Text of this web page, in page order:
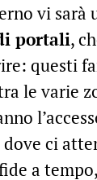
vi sarà
portali,
questi
le varie
dove ci
a